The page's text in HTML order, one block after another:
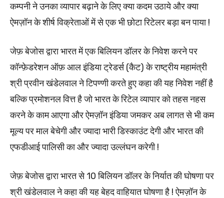
कम्पनी ने उनका व्यापार बढ़ाने के लिए क्या कदम उठाये और क्या
ऐमज़ॉन के शीर्ष विक्रेताओं में से एक भी छोटा रिटेलर बड़ा बन पाया !
जेफ़ बेजोस द्वारा भारत में एक बिलियन डॉलर के निवेश करने पर
कॉन्फ़ेडरेशन ऑफ़ आल इंडिया ट्रेडर्स (कैट) के राष्ट्रीय महामंत्री
श्री प्रवीन खंडेलवाल ने टिपण्णी करते हुए कहा की यह निवेश नहीं है
बल्कि प्रमोशनल वित्त है जो भारत के रिटेल व्यापार को तहस नहस
करने के काम आएगा और ऐमज़ॉन इंडिया जमकर अब लागत से भी कम
मूल्य पर माल बेचेगी और ज्यादा भारी डिस्काउंट देगी और भारत की
एफडीआई पालिसी का और ज्यादा उल्लंघन करेगी !
जेफ़ बेजोस द्वारा भारत से 10 बिलियन डॉलर के निर्यात की घोषणा पर
श्री खंडेलवाल ने कहा की यह बेहद वाहियात घोषणा है ! ऐमज़ॉन के